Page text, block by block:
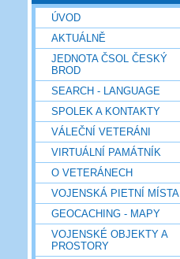
ÚVOD
AKTUÁLNĚ
JEDNOTA ČSOL ČESKÝ
BROD
SEARCH - LANGUAGE
SPOLEK A KONTAKTY
VÁLEČNÍ VETERÁNI
VIRTUÁLNÍ PAMÁTNÍK
O VETERÁNECH
VOJENSKÁ PIETNÍ MÍSTA
GEOCACHING - MAPY
VOJENSKÉ OBJEKTY A
PROSTORY